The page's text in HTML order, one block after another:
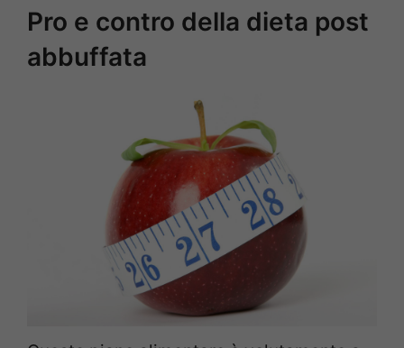
Pro e contro della dieta post
abbuffata